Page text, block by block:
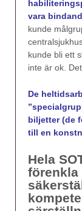
vara
kunde
kunde bli ett
inte är ok.
De
biljetter (de
till en
Hela
förenkla